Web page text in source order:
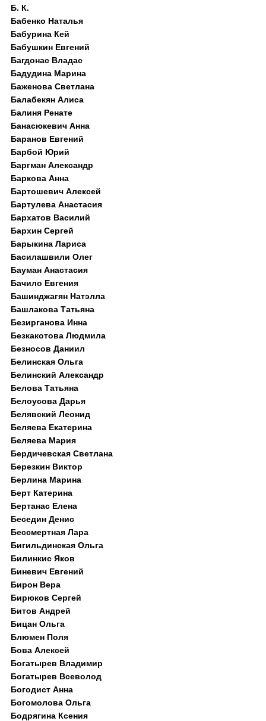
Б. К.
Бабенко Наталья
Бабурина Кей
Бабушкин Евгений
Багдонас Владас
Бадудина Марина
Баженова Светлана
Балабекян Алиса
Балиня Ренате
Банасюкевич Анна
Баранов Евгений
Барбой Юрий
Баргман Александр
Баркова Анна
Бартошевич Алексей
Бартулева Анастасия
Бархатов Василий
Бархин Сергей
Барыкина Лариса
Басилашвили Олег
Бауман Анастасия
Бачило Евгения
Башинджагян Натэлла
Башлакова Татьяна
Безирганова Инна
Безкакотова Людмила
Безносов Даниил
Белинская Ольга
Белинский Александр
Белова Татьяна
Белоусова Дарья
Белявский Леонид
Беляева Екатерина
Беляева Мария
Бердичевская Светлана
Березкин Виктор
Берлина Марина
Берт Катерина
Бертанас Елена
Беседин Денис
Бессмертная Лара
Бигильдинская Ольга
Билинкис Яков
Биневич Евгений
Бирон Вера
Бирюков Сергей
Битов Андрей
Бицан Ольга
Блюмен Поля
Бова Алексей
Богатырев Владимир
Богатырев Всеволод
Богодист Анна
Богомолова Ольга
Бодрягина Ксения